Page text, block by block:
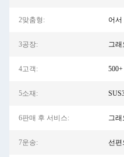
2맞춤형: 어서
3공장: 그래
4고객:
5소재:
6판매 후 서비스: 그래
7운송: 선편